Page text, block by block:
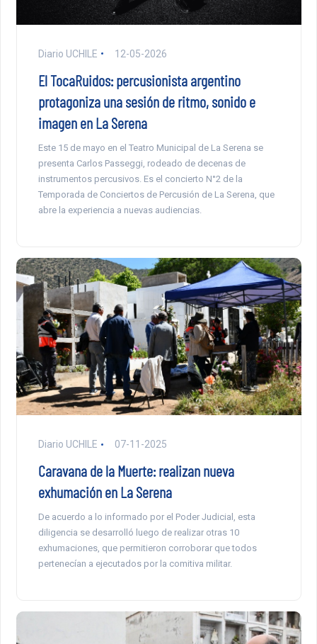
Diario UCHILE 12-05-2026
El TocaRuidos: percusionista argentino
protagoniza una sesión de ritmo, sonido e
imagen en La Serena
Este 15 de mayo en el Teatro Municipal de La Serena se
presenta Carlos Passeggi, rodeado de decenas de
instrumentos percusivos. Es el concierto N°2 de la
Temporada de Conciertos de Percusión de La Serena, que
abre la experiencia a nuevas audiencias.
Diario UCHILE 07-11-2025
Caravana de la Muerte: realizan nueva
exhumación en La Serena
De acuerdo a lo informado por el Poder Judicial, esta
diligencia se desarrolló luego de realizar otras 10
exhumaciones, que permitieron corroborar que todos
pertenecían a ejecutados por la comitiva militar.